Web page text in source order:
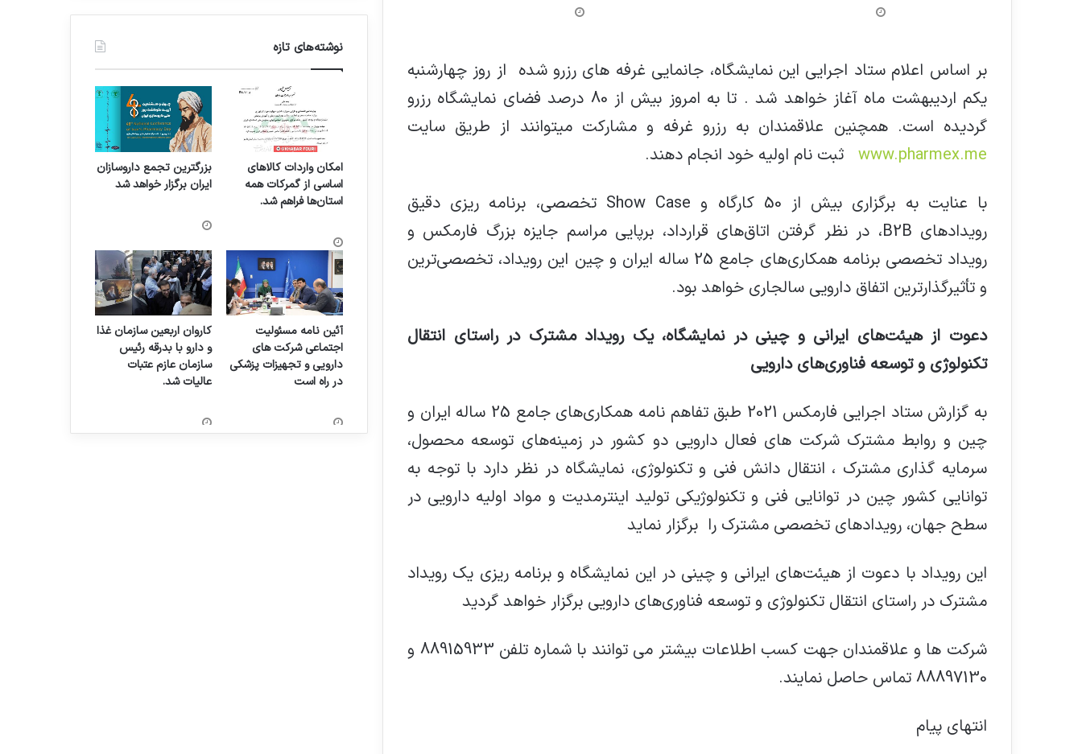
بر اساس اعلام ستاد اجرایی این نمایشگاه، جانمایی غرفه های رزرو شده از روز چهارشنبه
یکم اردیبهشت ماه آغاز خواهد شد . تا به امروز بیش از 80 درصد فضای نمایشگاه رزرو
گردیده است. همچنین علاقمندان به رزرو غرفه و مشارکت میتوانند از طریق سایت
www.pharmex.me ثبت نام اولیه خود انجام دهند.
با عنایت به برگزاری بیش از 50 کارگاه و Show Case تخصصی، برنامه ریزی دقیق
رویدادهای B2B، در نظر گرفتن اتاق‌های قرارداد، برپایی مراسم جایزه بزرگ فارمکس و
رویداد تخصصی برنامه همکاری‌های جامع 25 ساله ایران و چین این رویداد، تخصصی‌ترین
و تأثیرگذارترین اتفاق دارویی سالجاری خواهد بود.
دعوت از هیئت‌های ایرانی و چینی در نمایشگاه، یک رویداد مشترک در راستای انتقال
تکنولوژی و توسعه فناوری‌های دارویی
به گزارش ستاد اجرایی فارمکس 2021 طبق تفاهم نامه همکاری‌های جامع 25 ساله ایران و
چین و روابط مشترک شرکت های فعال دارویی دو کشور در زمینه‌های توسعه محصول،
سرمایه گذاری مشترک ، انتقال دانش فنی و تکنولوژی، نمایشگاه در نظر دارد با توجه به
توانایی کشور چین در توانایی فنی و تکنولوژیکی تولید اینترمدیت و مواد اولیه دارویی در
سطح جهان، رویداد‌های تخصصی مشترک را برگزار نماید
این رویداد با دعوت از هیئت‌های ایرانی و چینی در این نمایشگاه و برنامه ریزی یک رویداد
مشترک در راستای انتقال تکنولوژی و توسعه فناوری‌های دارویی برگزار خواهد گردید
شرکت ها و علاقمندان جهت کسب اطلاعات بیشتر می توانند با شماره تلفن 88915933 و
88897130 تماس حاصل نمایند.
انتهای پیام
نوشته‌های تازه
امکان واردات کالاهای
اساسی از گمرکات همه
استان‌ها فراهم شد.
بزرگترین تجمع داروسازان
ایران برگزار خواهد شد
آئین نامه مسئولیت
اجتماعی شرکت های
دارویی و تجهیزات پزشکی
در راه است
کاروان اربعین سازمان غذا
و دارو با بدرقه رئیس
سازمان عازم عتبات
عالیات شد.